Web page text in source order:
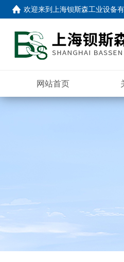
欢迎来到 上海钡斯森工业设备
网站首页